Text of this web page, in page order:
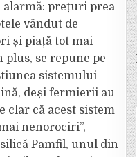
alarmă: prețuri prea
vândut de
și piață tot mai
plus, se repune pe
sistemului
deși fermierii au
clar că acest sistem
nenorociri”,
Pamfil, unul din